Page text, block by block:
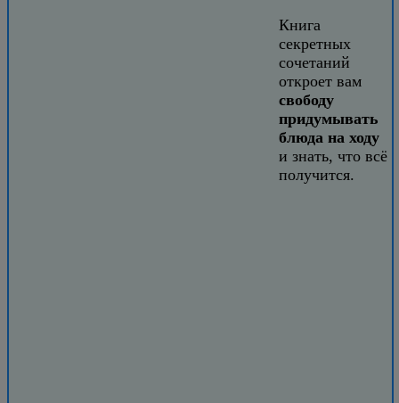
Книга
секретных
сочетаний
откроет вам
свободу
придумывать
блюда на ходу
и знать, что всё
получится.